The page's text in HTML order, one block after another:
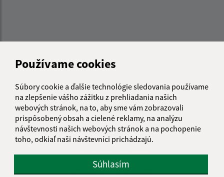
Používame cookies
Súbory cookie a ďalšie technológie sledovania používame
na zlepšenie vášho zážitku z prehliadania našich
webových stránok, na to, aby sme vám zobrazovali
prispôsobený obsah a cielené reklamy, na analýzu
návštevnosti našich webových stránok a na pochopenie
toho, odkiaľ naši návštevníci prichádzajú.
Súhlasím
Informácie o stránke:
Vyhlásenie o prístupnosti